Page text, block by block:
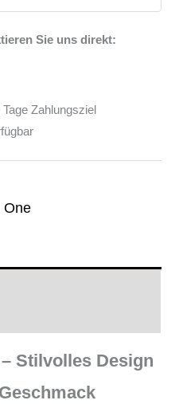
Sie uns direkt:
Zahlungsziel
One
Stilvolles Design